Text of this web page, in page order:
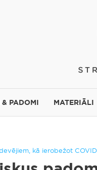
& PADOMI MATERIĀLI
kā ierobežot